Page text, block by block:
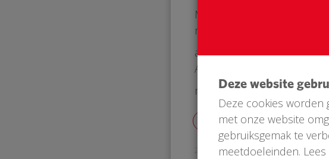
Meppen, een prachtig
ruim 400 inwoners en een
als iedereen die hier wel
AED hangen😉
minder of meer wordt
22 Oct 2018
Deze website
Deze cookies
met onze website
gebruiksgemak te
meetdoeleinden.